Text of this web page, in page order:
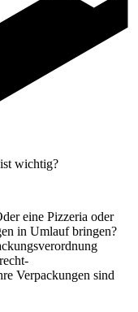
wichtig?
eine Pizzeria oder
in Umlauf bringen?
Verpackungen sind